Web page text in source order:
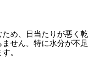
め、日当たりが悪く乾
せん。特に水分が不足
。